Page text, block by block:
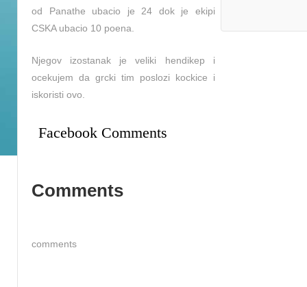
od Panathe ubacio je 24 dok je ekipi
CSKA ubacio 10 poena.
Njegov izostanak je veliki hendikep i
ocekujem da grcki tim poslozi kockice i
iskoristi ovo.
Facebook Comments
Comments
comments